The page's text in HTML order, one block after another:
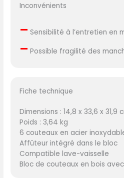
Inconvénients
– Sensibilité à l’entretien en
– Possible fragilité des
Fiche technique
Dimensions : 14,8 x 33,6 x 31,9
Poids : 3,64 kg
6 couteaux en acier
Affûteur intégré dans le bloc
Compatible lave-vaisselle
Bloc de couteaux en bois